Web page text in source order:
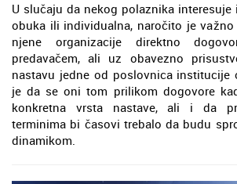
U slučaju da nekog polaznika
obuka ili individualna, naročito je
njene organizacije direktno
predavačem, ali uz obavezno
nastavu jedne od poslovnica institucije
je da se oni tom prilikom dogovore
konkretna vrsta nastave, ali i da
terminima bi časovi trebalo da budu
dinamikom.